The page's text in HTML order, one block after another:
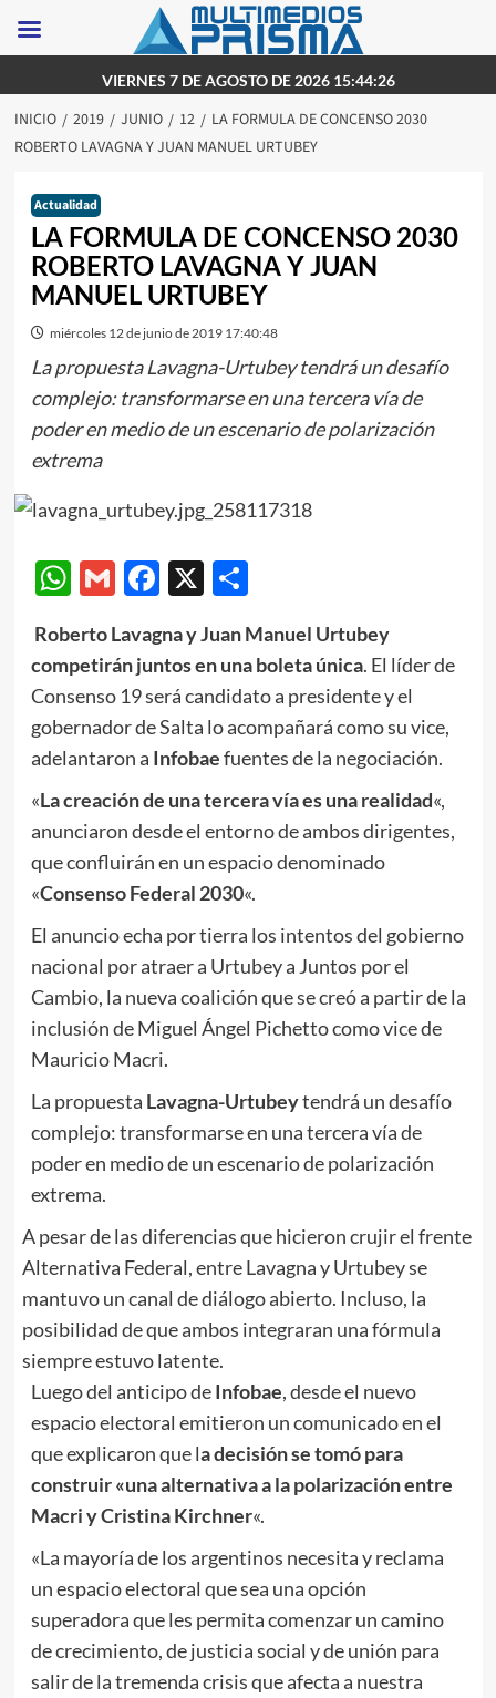
al
contenido
VIERNES 7 DE AGOSTO DE 2026 15:44:26
INICIO 2019 JUNIO 12
LA FORMULA DE CONCENSO 2030
ROBERTO LAVAGNA Y JUAN MANUEL URTUBEY
Actualidad
LA FORMULA DE CONCENSO 2030
ROBERTO LAVAGNA Y JUAN
MANUEL URTUBEY
miércoles 12 de junio de 2019 17:40:48
La propuesta Lavagna-Urtubey tendrá un desafío
complejo: transformarse en una tercera vía de
poder en medio de un escenario de polarización
extrema
WhatsApp
GmailFacebook
X Compartir
Roberto Lavagna y Juan Manuel Urtubey
competirán juntos en una boleta única. El líder de
Consenso 19 será candidato a presidente y el
gobernador de Salta lo acompañará como su vice,
adelantaron a Infobaefuentes de la negociación.
«La creación de una tercera vía es una realidad«,
anunciaron desde el entorno de ambos dirigentes,
que confluirán en un espacio denominado
«Consenso Federal 2030«.
El anuncio echa por tierra los intentos del gobierno
nacional por atraer a Urtubey a Juntos por el
Cambio, la nueva coalición que se creó a partir de la
inclusión de Miguel Ángel Pichetto como vice de
Mauricio Macri.
La propuesta Lavagna-Urtubeytendrá un desafío
complejo: transformarse en una tercera vía de
poder en medio de un escenario de polarización
extrema.
A pesar de las diferencias que hicieron crujir el frente
Alternativa Federal, entre Lavagna y Urtubey se
mantuvo un canal de diálogo abierto. Incluso, la
posibilidad de que ambos integraran una fórmula
siempre estuvo latente.
Luego del anticipo deInfobae, desde el nuevo
espacio electoral emitieron un comunicado en el
que explicaron que la decisión se tomó para
construir «una alternativa a la polarización entre
Macri y Cristina Kirchner«.
«La mayoría de los argentinos necesita y reclama
un espacio electoral que sea una opción
superadora que les permita comenzar un camino
de crecimiento, de justicia social y de unión para
salir de la tremenda crisis que afecta a nuestra